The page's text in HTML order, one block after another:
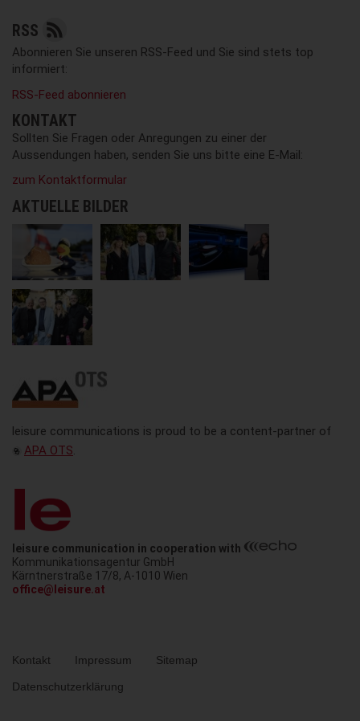
RSS
Abonnieren Sie unseren RSS-Feed und Sie sind stets top
informiert:
RSS-Feed abonnieren
KONTAKT
Sollten Sie Fragen oder Anregungen zu einer der
Aussendungen haben, senden Sie uns bitte eine E-Mail:
zum Kontaktformular
AKTUELLE BILDER
leisure communications is proud to be a content-partner of
APA OTS.
leisure communication in cooperation with
Kommunikationsagentur GmbH
Kärntnerstraße 17/8, A-1010 Wien
office@leisure.at
Metanavigation
Kontakt Impressum Sitemap
Datenschutzerklärung